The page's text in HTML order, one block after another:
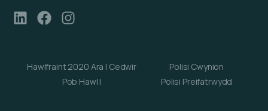
Hawlfraint 2020 Ara | Cedwir
Pob Hawl |
Polisi Cwynion
Polisi Preifatrwydd